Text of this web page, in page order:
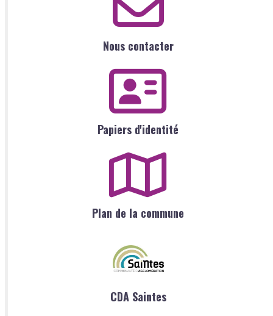
Nous contacter
Papiers d'identité
Plan de la commune
CDA Saintes